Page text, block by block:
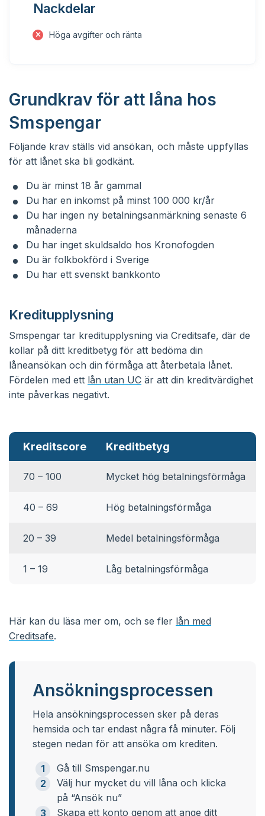
Nackdelar
Höga avgifter och ränta
Grundkrav för att låna hos
Smspengar
Följande krav ställs vid ansökan, och måste uppfyllas
för att lånet ska bli godkänt.
Du är minst 18 år gammal
Du har en inkomst på minst 100 000 kr/år
Du har ingen ny betalningsanmärkning senaste 6
månaderna
Du har inget skuldsaldo hos Kronofogden
Du är folkbokförd i Sverige
Du har ett svenskt bankkonto
Kreditupplysning
Smspengar tar kreditupplysning via Creditsafe, där de
kollar på ditt kreditbetyg för att bedöma din
låneansökan och din förmåga att återbetala lånet.
Fördelen med ett lån utan UC är att din kreditvärdighet
inte påverkas negativt.
Kreditscore Kreditbetyg
70 – 100 Mycket hög betalningsförmåga
40 – 69 Hög betalningsförmåga
20 – 39 Medel betalningsförmåga
1 – 19 Låg betalningsförmåga
Här kan du läsa mer om, och se fler lån med
Creditsafe.
Ansökningsprocessen
Hela ansökningsprocessen sker på deras
hemsida och tar endast några få minuter. Följ
stegen nedan för att ansöka om krediten.
Gå till Smspengar.nu
Välj hur mycket du vill låna och klicka
på “Ansök nu”
Skapa ett konto genom att ange ditt